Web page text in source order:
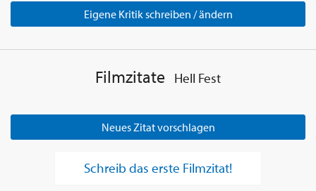
Eigene Kritik schreiben / ändern
Filmzitate Hell Fest
Neues Zitat vorschlagen
Schreib das erste Filmzitat!